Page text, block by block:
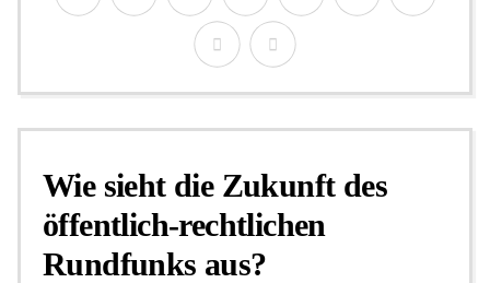
Wie sieht die Zukunft des
öffentlich-rechtlichen
Rundfunks aus?